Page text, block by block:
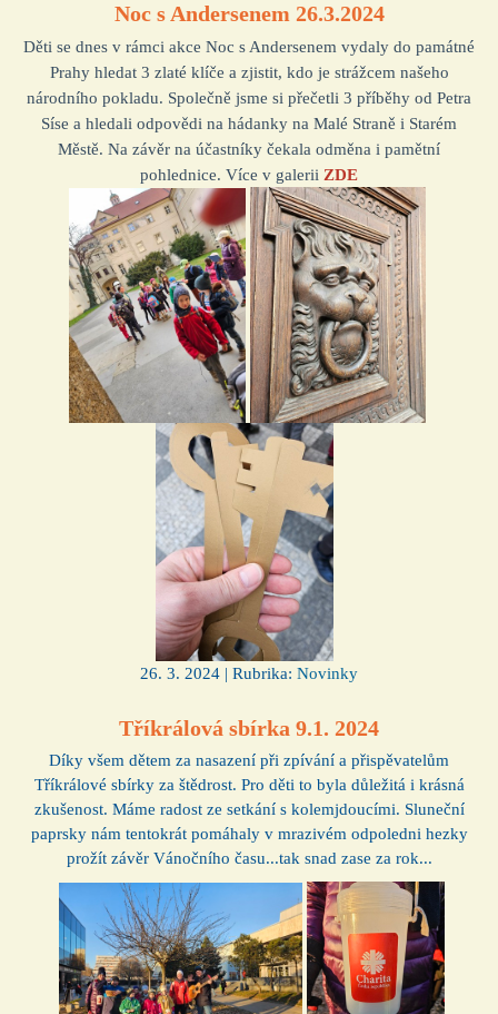
Noc s Andersenem 26.3.2024
Děti se dnes v rámci akce Noc s Andersenem vydaly do památné
Prahy hledat 3 zlaté klíče a zjistit, kdo je strážcem našeho
národního pokladu. Společně jsme si přečetli 3 příběhy od Petra
Síse a hledali odpovědi na hádanky na Malé Straně i Starém
Městě. Na závěr na účastníky čekala odměna i pamětní
pohlednice. Více v galerii ZDE
26. 3. 2024 | Rubrika: Novinky
Tříkrálová sbírka 9.1. 2024
Díky všem dětem za nasazení při zpívání a přispěvatelům
Tříkrálové sbírky za štědrost. Pro děti to byla důležitá i krásná
zkušenost. Máme radost ze setkání s kolemjdoucími. Sluneční
paprsky nám tentokrát pomáhaly v mrazivém odpoledni hezky
prožít závěr Vánočního času...tak snad zase za rok...